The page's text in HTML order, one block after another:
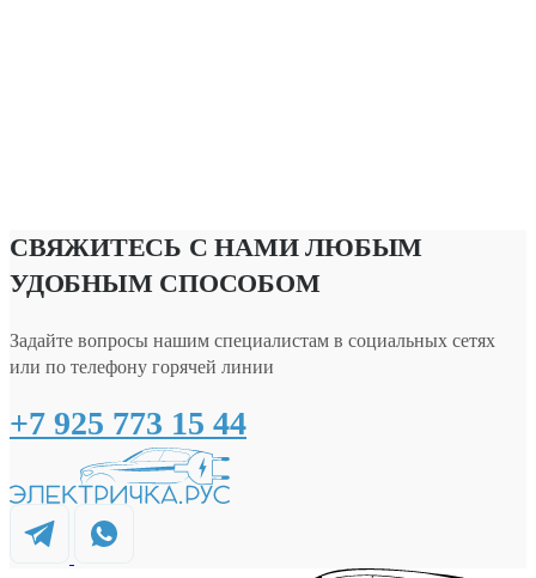
СВЯЖИТЕСЬ С НАМИ ЛЮБЫМ
УДОБНЫМ СПОСОБОМ
Задайте вопросы нашим специалистам в социальных сетях
или по телефону горячей линии
+7 925 773 15 44